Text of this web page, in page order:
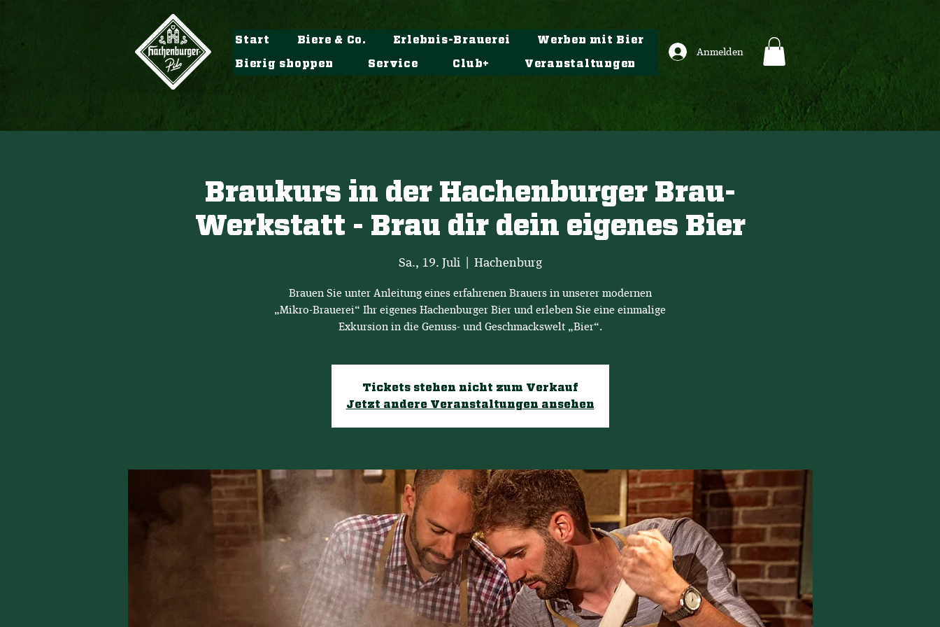
Start Biere & Co. Erlebnis-Brauerei Werben mit Bier
Bierig shoppen Service Club+ Veranstaltungen
Anmelden
Braukurs in der Hachenburger Brau-
Werkstatt - Brau dir dein eigenes Bier
Sa., 19. Juli
  |
Hachenburg
Brauen Sie unter Anleitung eines erfahrenen Brauers in unserer modernen
„Mikro-Brauerei“ Ihr eigenes Hachenburger Bier und erleben Sie eine einmalige
Exkursion in die Genuss- und Geschmackswelt „Bier“.
Tickets stehen nicht zum Verkauf
Jetzt andere Veranstaltungen ansehen